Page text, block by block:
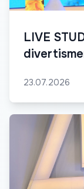
LIVE
23.07.2026